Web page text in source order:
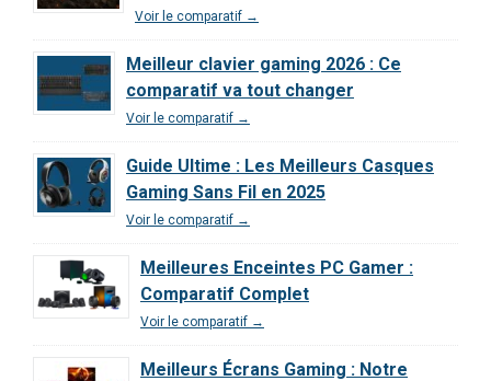
Voir le comparatif →
Meilleur clavier gaming 2026 : Ce
comparatif va tout changer
Voir le comparatif →
Guide Ultime : Les Meilleurs Casques
Gaming Sans Fil en 2025
Voir le comparatif →
Meilleures Enceintes PC Gamer :
Comparatif Complet
Voir le comparatif →
Meilleurs Écrans Gaming : Notre